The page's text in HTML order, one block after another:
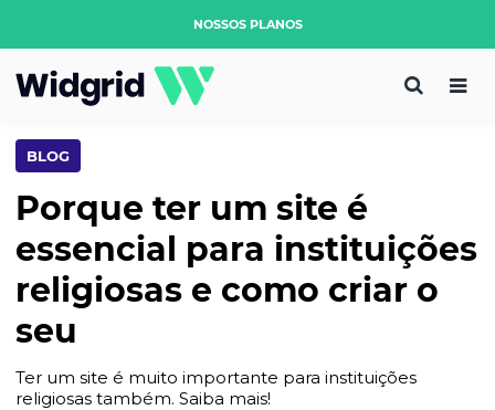
NOSSOS PLANOS
BLOG
Porque ter um site é
essencial para instituições
religiosas e como criar o
seu
Ter um site é muito importante para instituições
religiosas também. Saiba mais!